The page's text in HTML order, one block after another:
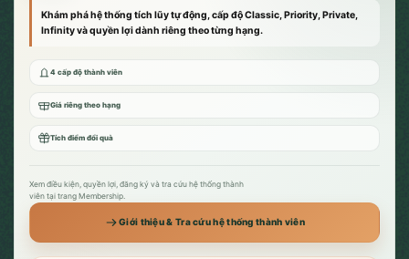
Khám phá hệ thống tích lũy tự động, cấp độ Classic, Priority, Private,
Infinity và quyền lợi dành riêng theo từng hạng.
4 cấp độ thành viên
Giá riêng theo hạng
Tích điểm đổi quà
Xem điều kiện, quyền lợi, đăng ký và tra cứu hệ thống thành
viên tại trang Membership.
Giới thiệu & Tra cứu hệ thống thành viên